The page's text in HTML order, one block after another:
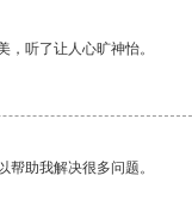
，听了让人心旷神怡。
帮助我解决很多问题。